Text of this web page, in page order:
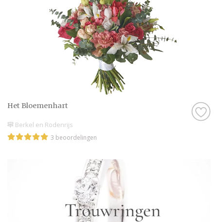
Het Bloemenhart
Berkel en Rodenrijs
3 beoordelingen